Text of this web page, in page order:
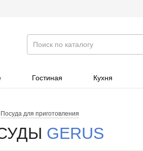
Гостиная Кухня
Посуда для приготовления
GERUS